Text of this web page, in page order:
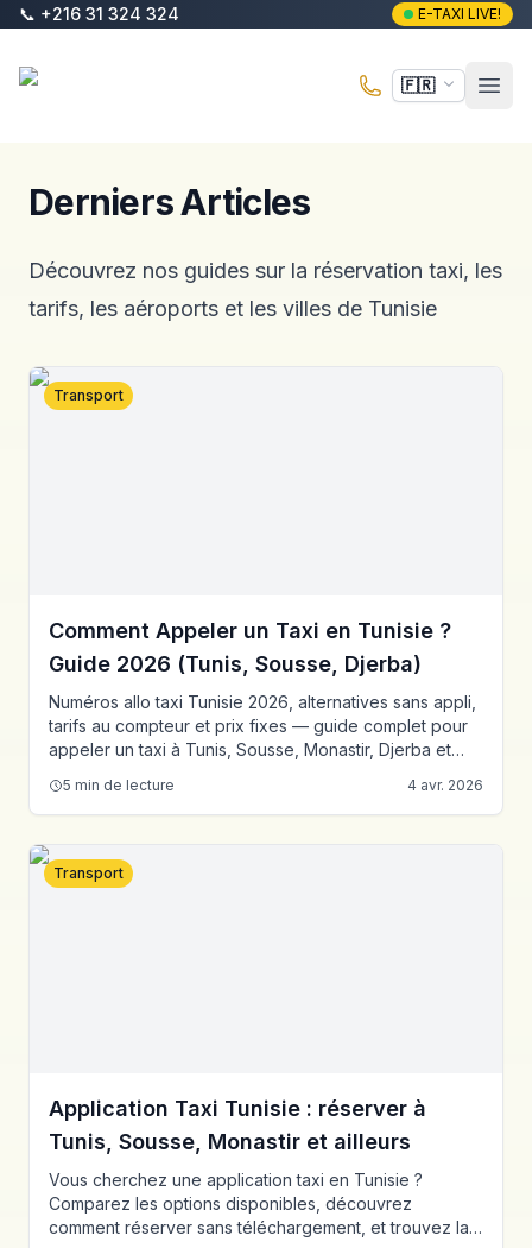
Aller au contenu principal
📞 +216 31 324 324 E-TAXI LIVE!
🇫🇷
Derniers Articles
Découvrez nos guides sur la réservation taxi, les
tarifs, les aéroports et les villes de Tunisie
Transport
Comment Appeler un Taxi en Tunisie ?
Guide 2026 (Tunis, Sousse, Djerba)
Numéros allo taxi Tunisie 2026, alternatives sans appli,
tarifs au compteur et prix fixes — guide complet pour
appeler un taxi à Tunis, Sousse, Monastir, Djerba et
5 min de lecture 4 avr. 2026
Transport
Application Taxi Tunisie : réserver à
Tunis, Sousse, Monastir et ailleurs
Vous cherchez une application taxi en Tunisie ?
Comparez les options disponibles, découvrez
comment réserver sans téléchargement, et trouvez la